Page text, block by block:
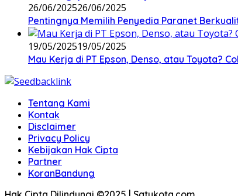
26/06/202526/06/2025
Pentingnya Memilih Penyedia Paranet
19/05/202519/05/2025
Mau Kerja di PT Epson, Denso, atau Toyota?
Tentang Kami
Kontak
Disclaimer
Privacy Policy
Kebijakan Hak Cipta
Partner
KoranBandung